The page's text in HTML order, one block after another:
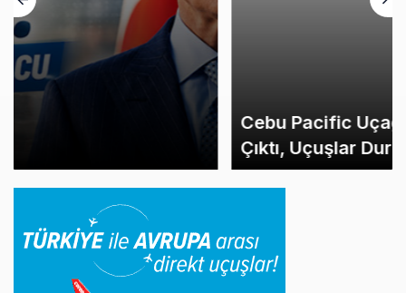
Cebu Pacific Uçağı Kalkış Öncesi Pistten